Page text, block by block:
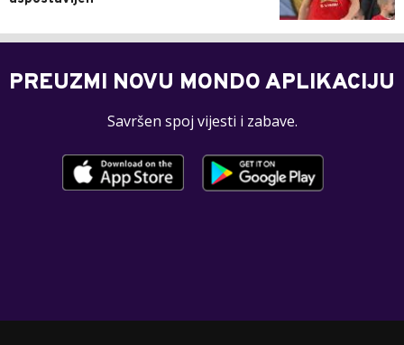
PREUZMI NOVU MONDO APLIKACIJU
Savršen spoj vijesti i zabave.